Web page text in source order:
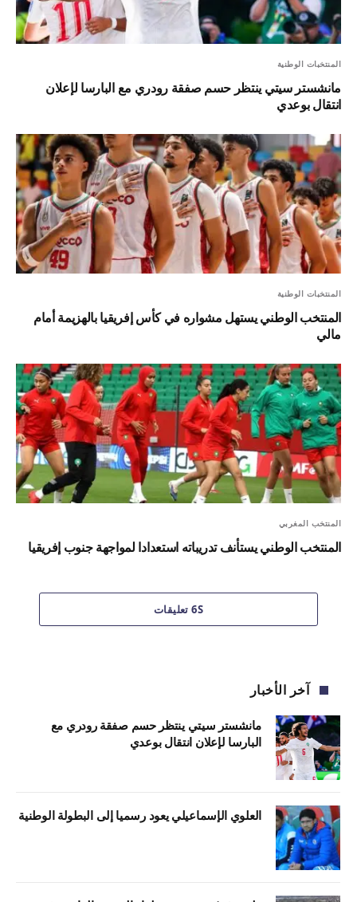
المنتخبات الوطنية
مانشستر سيتي ينتظر حسم صفقة رودري مع البارسا لإعلان
انتقال بوعدي
المنتخبات الوطنية
المنتخب الوطني يستهل مشواره في كأس إفريقيا بالهزيمة أمام
مالي
المنتخب المغربي
المنتخب الوطني يستأنف تدريباته استعدادا لمواجهة جنوب إفريقيا
6S تعليقات
آخر الأخبار
مانشستر سيتي ينتظر حسم صفقة رودري مع
البارسا لإعلان انتقال بوعدي
العلوي الإسماعيلي يعود رسميا إلى البطولة الوطنية